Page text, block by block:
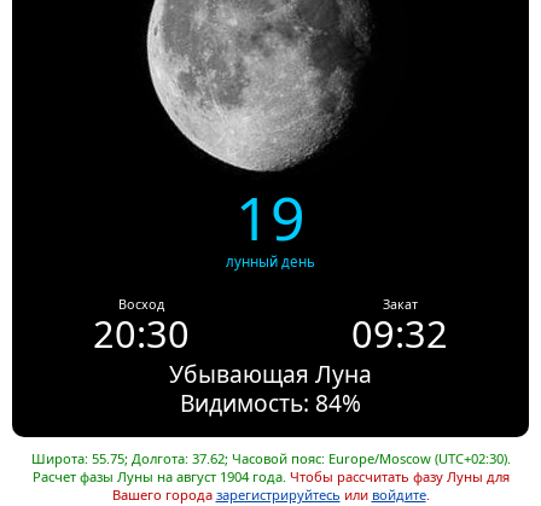
19
лунный день
Восход
20:30
Закат
09:32
Убывающая Луна
Видимость: 84%
Широта: 55.75; Долгота: 37.62; Часовой пояс: Europe/Moscow (UTC+02:30).
Расчет фазы Луны на август 1904 года. Чтобы рассчитать фазу Луны для
Вашего города зарегистрируйтесь или войдите.